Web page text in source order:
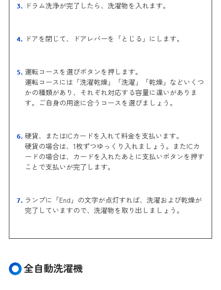
ドラム洗浄が完了したら、洗濯物を入れます。
ドアを閉じて、ドアレバーを「とじる」にします。
運転コースを選びボタンを押します。
運転コースには「洗濯乾燥」「洗濯」「乾燥」などいくつ
かの種類があり、それぞれ対応する容量に違いがありま
す。ご自身の用途に合うコースを選びましょう。
硬貨、またはICカードを入れて料金を支払います。
硬貨の場合は、1枚ずつゆっくり入れましょう。またICカ
ードの場合は、カードを入れたあとに支払いボタンを押す
ことで支払いが完了します。
ランプに「End」の文字が点灯すれば、洗濯および乾燥が
完了していますので、洗濯物を取り出しましょう。
全自動洗濯機